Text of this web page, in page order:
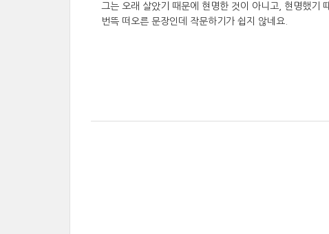
그는 오래 살았기 때문에 현명한 것이 아니고, 현명했기
번뜩 떠오른 문장인데 작문하기가 쉽지 않네요.